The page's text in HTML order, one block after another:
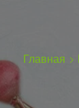
Главная